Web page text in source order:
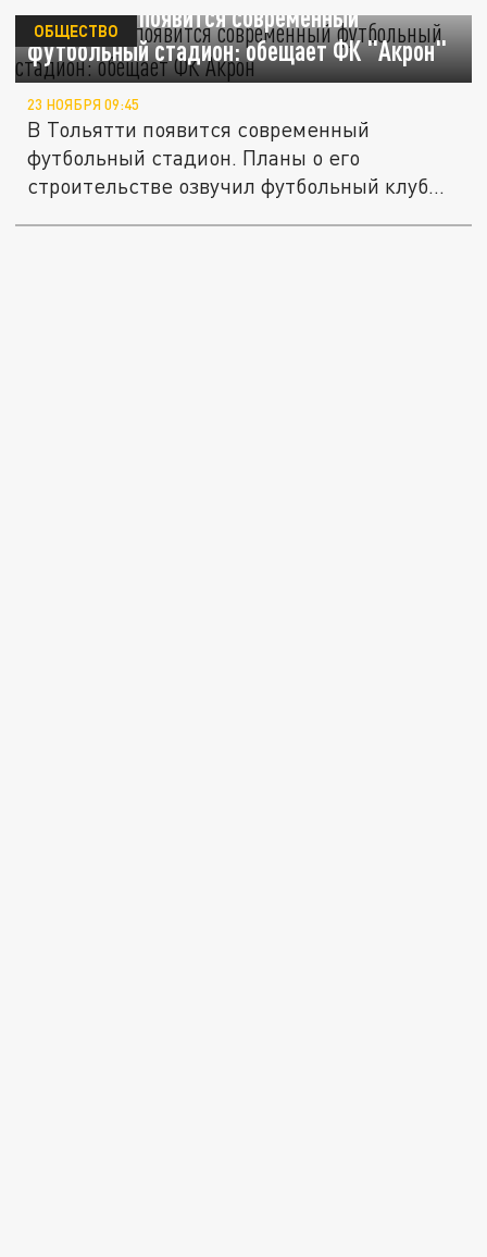
В Тольятти появится современный
футбольный стадион: обещает ФК "Акрон"
ОБЩЕСТВО
23 НОЯБРЯ 09:45
В Тольятти появится современный
футбольный стадион. Планы о его
строительстве озвучил футбольный клуб